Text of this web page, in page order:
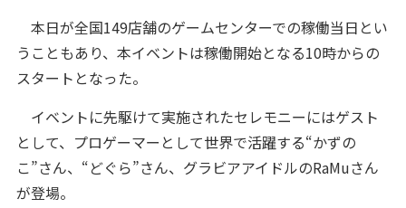
本日が全国149店舗のゲームセンターでの稼働当日とい
うこともあり、本イベントは稼働開始となる10時からの
スタートとなった。
イベントに先駆けて実施されたセレモニーにはゲスト
として、プロゲーマーとして世界で活躍する“かずの
こ”さん、“どぐら”さん、グラビアアイドルのRaMuさん
が登場。